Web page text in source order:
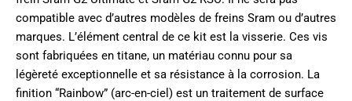
compatible avec d’autres modèles de freins Sram ou d’autres
marques. L’élément central de ce kit est la visserie. Ces vis
sont fabriquées en titane, un matériau connu pour sa
légèreté exceptionnelle et sa résistance à la corrosion. La
finition “Rainbow” (arc-en-ciel) est un traitement de surface